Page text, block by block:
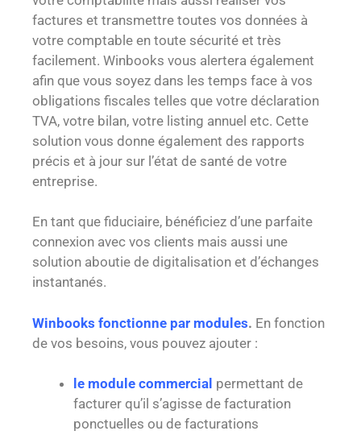
factures et transmettre toutes vos données à
votre comptable en toute sécurité et très
facilement. Winbooks vous alertera également
afin que vous soyez dans les temps face à vos
obligations fiscales telles que votre déclaration
TVA, votre bilan, votre listing annuel etc. Cette
solution vous donne également des rapports
précis et à jour sur l’état de santé de votre
entreprise.
En tant que fiduciaire, bénéficiez d’une parfaite
connexion avec vos clients mais aussi une
solution aboutie de digitalisation et d’échanges
instantanés.
Winbooks fonctionne par modules. En fonction
de vos besoins, vous pouvez ajouter :
le module commercial permettant de
facturer qu’il s’agisse de facturation
ponctuelles ou de facturations